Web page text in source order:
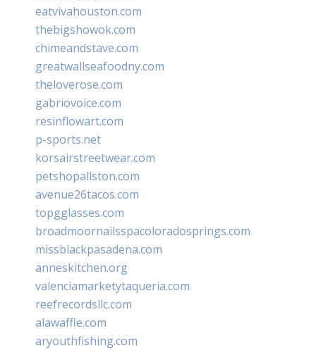
eatvivahouston.com
thebigshowok.com
chimeandstave.com
greatwallseafoodny.com
theloverose.com
gabriovoice.com
resinflowart.com
p-sports.net
korsairstreetwear.com
petshopallston.com
avenue26tacos.com
topgglasses.com
broadmoornailsspacoloradosprings.com
missblackpasadena.com
anneskitchen.org
valenciamarketytaqueria.com
reefrecordsllc.com
alawaffle.com
aryouthfishing.com